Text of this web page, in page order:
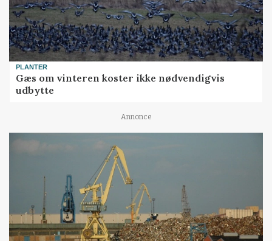
PLANTER
Gæs om vinteren koster ikke nødvendigvis
udbytte
Annonce